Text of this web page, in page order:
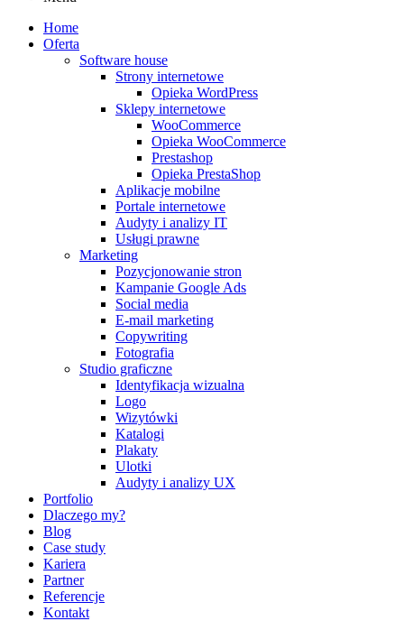
Home
Oferta
Software house
Strony internetowe
Opieka WordPress
Sklepy internetowe
WooCommerce
Opieka WooCommerce
Prestashop
Opieka PrestaShop
Aplikacje mobilne
Portale internetowe
Audyty i analizy IT
Usługi prawne
Marketing
Pozycjonowanie stron
Kampanie Google Ads
Social media
E-mail marketing
Copywriting
Fotografia
Studio graficzne
Identyfikacja wizualna
Logo
Wizytówki
Katalogi
Plakaty
Ulotki
Audyty i analizy UX
Portfolio
Dlaczego my?
Blog
Case study
Kariera
Partner
Referencje
Kontakt